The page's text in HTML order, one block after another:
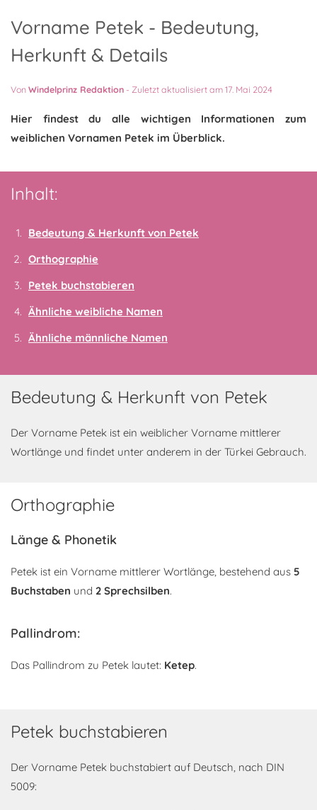
Vorname Petek - Bedeutung,
Herkunft & Details
VonWindelprinz Redaktion - Zuletzt aktualisiert am 17. Mai 2024
Hier findest du alle wichtigen Informationen zum
weiblichen Vornamen Petek im Überblick.
Inhalt:
Bedeutung & Herkunft von Petek
Orthographie
Petek buchstabieren
Ähnliche weibliche Namen
Ähnliche männliche Namen
Bedeutung & Herkunft von Petek
Der Vorname Petek ist ein weiblicher Vorname mittlerer
Wortlänge und findet unter anderem in der Türkei Gebrauch.
Orthographie
Länge & Phonetik
Petek ist ein Vorname mittlerer Wortlänge, bestehend aus 5
Buchstaben und 2 Sprechsilben.
Pallindrom:
Das Pallindrom zu Petek lautet: Ketep.
Petek buchstabieren
Der Vorname Petek buchstabiert auf Deutsch, nach DIN
5009: